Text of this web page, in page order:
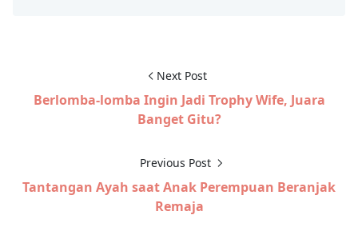
Next Post
Berlomba-lomba Ingin Jadi Trophy Wife, Juara
Banget Gitu?
Previous Post
Tantangan Ayah saat Anak Perempuan Beranjak
Remaja